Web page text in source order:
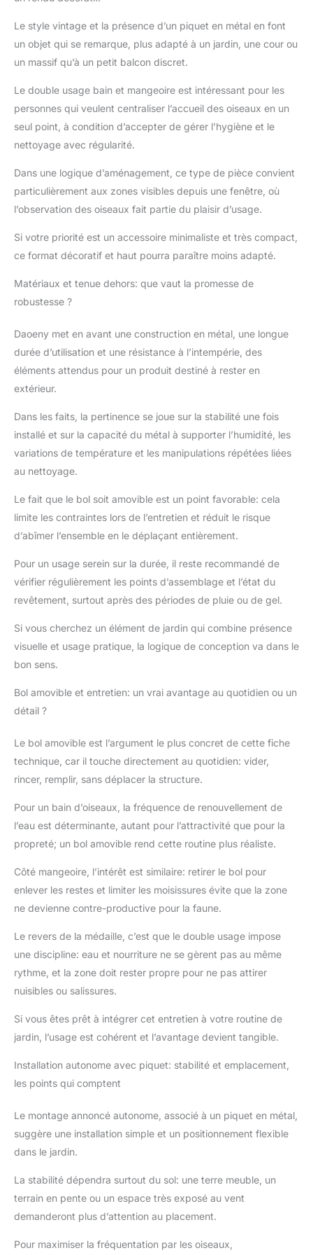
entièrement en métal, il
est plus solide que les
bains d'oiseaux en
plastique et en résine.
pour l'extérieur sont
fabriqués en fer de
haute qualité et
Forte capacité de
charge, ne tombe pas
facilement, ne se casse
pas et ne s'envole pas.
intempéries et à la
rouille, durable qui peut
longue période en
grande capacité : ce
grand bol de bain pour
oiseaux d'extérieur
(diamètre : 30,5 cm,
d'oiseaux conique,
notre bain d'oiseaux
circulaire peut contenir
solaire, vous pouvez
avoir plus d'eau à
utiliser au lieu d'ajouter
de l'eau tout le temps,
vivacité à votre jardin et
du plaisir pour les
adorables oiseaux.
nettoyer : aucun outil
n'est nécessaire,
l'installation est très
minutes. Le bol durable
nettoyage et un
remplissage faciles. Le
des oiseaux. Vous
pouvez insérer un bain
d'oiseaux dans le sol
ou la pelouse des
attirant de charmants
oiseaux dans votre
jardin pour se baigner
Excellent cadeau pour
les amateurs d'oiseaux
: ce bain d'oiseaux de
jardin peut être une
espaces extérieurs, un
excellent cadeau pour
de la famille, également
d'oiseaux sauvages et
nature. Profitez de
oiseaux sauvages
pendant que les
oiseaux sauvages
dans vos bains
Le style vintage et la présence d’un piquet en métal en font
un objet qui se remarque, plus adapté à un jardin, une cour ou
un massif qu’à un petit balcon discret.
Le double usage bain et mangeoire est intéressant pour les
personnes qui veulent centraliser l’accueil des oiseaux en un
seul point, à condition d’accepter de gérer l’hygiène et le
nettoyage avec régularité.
Dans une logique d’aménagement, ce type de pièce convient
particulièrement aux zones visibles depuis une fenêtre, où
l’observation des oiseaux fait partie du plaisir d’usage.
Si votre priorité est un accessoire minimaliste et très compact,
ce format décoratif et haut pourra paraître moins adapté.
Matériaux et tenue dehors: que vaut la promesse de
robustesse ?
Daoeny met en avant une construction en métal, une longue
durée d’utilisation et une résistance à l’intempérie, des
éléments attendus pour un produit destiné à rester en
extérieur.
Dans les faits, la pertinence se joue sur la stabilité une fois
installé et sur la capacité du métal à supporter l’humidité, les
variations de température et les manipulations répétées liées
au nettoyage.
Le fait que le bol soit amovible est un point favorable: cela
limite les contraintes lors de l’entretien et réduit le risque
d’abîmer l’ensemble en le déplaçant entièrement.
Pour un usage serein sur la durée, il reste recommandé de
vérifier régulièrement les points d’assemblage et l’état du
revêtement, surtout après des périodes de pluie ou de gel.
Si vous cherchez un élément de jardin qui combine présence
visuelle et usage pratique, la logique de conception va dans le
bon sens.
Bol amovible et entretien: un vrai avantage au quotidien ou un
détail ?
Le bol amovible est l’argument le plus concret de cette fiche
technique, car il touche directement au quotidien: vider,
rincer, remplir, sans déplacer la structure.
Pour un bain d’oiseaux, la fréquence de renouvellement de
l’eau est déterminante, autant pour l’attractivité que pour la
propreté; un bol amovible rend cette routine plus réaliste.
Côté mangeoire, l’intérêt est similaire: retirer le bol pour
enlever les restes et limiter les moisissures évite que la zone
ne devienne contre-productive pour la faune.
Le revers de la médaille, c’est que le double usage impose
une discipline: eau et nourriture ne se gèrent pas au même
rythme, et la zone doit rester propre pour ne pas attirer
nuisibles ou salissures.
Si vous êtes prêt à intégrer cet entretien à votre routine de
jardin, l’usage est cohérent et l’avantage devient tangible.
Installation autonome avec piquet: stabilité et emplacement,
les points qui comptent
Le montage annoncé autonome, associé à un piquet en métal,
suggère une installation simple et un positionnement flexible
dans le jardin.
La stabilité dépendra surtout du sol: une terre meuble, un
terrain en pente ou un espace très exposé au vent
demanderont plus d’attention au placement.
Pour maximiser la fréquentation par les oiseaux,